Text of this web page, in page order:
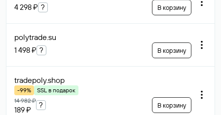
4 298 ₽ ? В корзину
polytrade.su
1 498 ₽ ? В корзину
tradepoly.shop
-99%
SSL в подарок
14 982 ₽
189 ₽
? В корзину